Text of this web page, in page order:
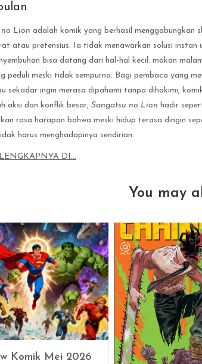
no Lion adalah komik yang berhasil menggabungkan
atau pretensius. Ia tidak menawarkan solusi instan
bisa datang dari hal-hal kecil: makan
peduli meski tidak sempurna. Bagi pembaca yang
sekadar ingin merasa dipahami tanpa dihakimi,
aksi dan konflik besar, Sangatsu no Lion hadir
rasa harapan bahwa meski hidup terasa dingin
harus menghadapinya sendirian.
DI…
You may
Komik Mei 2026